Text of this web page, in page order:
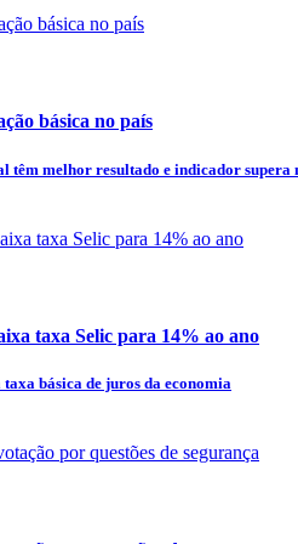
básica no país
têm melhor resultado e indicador supera
taxa Selic para 14% ao ano
básica de juros da economia